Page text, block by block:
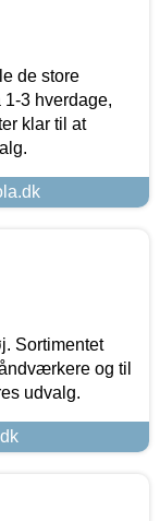
de store
3 hverdage,
klar til at
Sortimentet
og til
udvalg.